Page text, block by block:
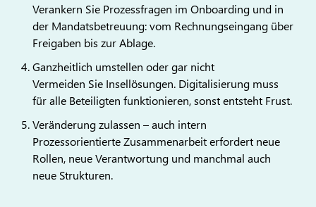
Verankern Sie Prozessfragen im Onboarding und in
der Mandatsbetreuung: vom Rechnungseingang über
Freigaben bis zur Ablage.
Ganzheitlich umstellen oder gar nicht
Vermeiden Sie Insellösungen. Digitalisierung muss
für alle Beteiligten funktionieren, sonst entsteht Frust.
Veränderung zulassen – auch intern
Prozessorientierte Zusammenarbeit erfordert neue
Rollen, neue Verantwortung und manchmal auch
neue Strukturen.